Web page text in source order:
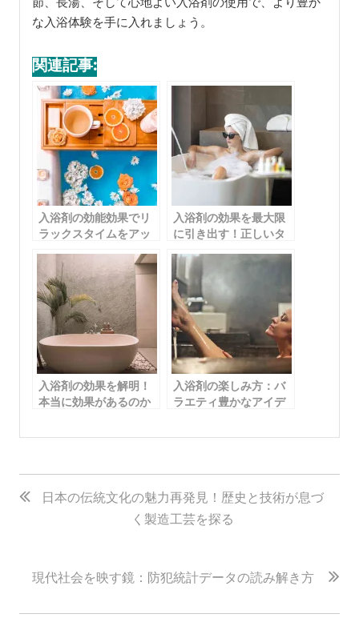
な入浴体験を手に入れましょう。
関連記事:
入浴剤の効能効果でリ
ラックスタイムをアッ
商品も紹介
入浴剤の効果を最大限
に引き出す！正しいタ
入浴剤の効果を解明！
本当に効果があるのか
入浴剤の楽しみ方：バ
ラエティ豊かなアイデ
タイムをアップグレー
投
稿
ゲ
ー
日本の伝統文化の魅力再発見！歴史と技術が息づ
く製造工芸を探る
現代社会を映す鏡：防犯統計データの読み解き方